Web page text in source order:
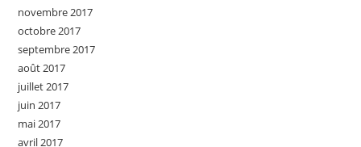
novembre 2017
octobre 2017
septembre 2017
août 2017
juillet 2017
juin 2017
mai 2017
avril 2017